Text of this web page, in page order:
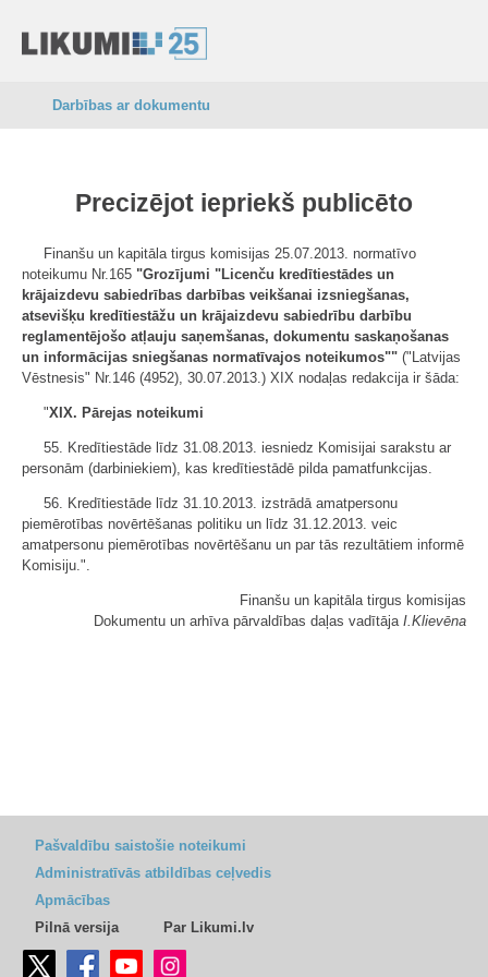
Darbības ar dokumentu
Precizējot iepriekš publicēto
Finanšu un kapitāla tirgus komisijas 25.07.2013. normatīvo
noteikumu Nr.165 "Grozījumi "Licenču kredītiestādes un
krājaizdevu sabiedrības darbības veikšanai izsniegšanas,
atsevišķu kredītiestāžu un krājaizdevu sabiedrību darbību
reglamentējošo atļauju saņemšanas, dokumentu saskaņošanas
un informācijas sniegšanas normatīvajos noteikumos"" ("Latvijas
Vēstnesis" Nr.146 (4952), 30.07.2013.) XIX nodaļas redakcija ir šāda:
"XIX. Pārejas noteikumi
55. Kredītiestāde līdz 31.08.2013. iesniedz Komisijai sarakstu ar
personām (darbiniekiem), kas kredītiestādē pilda pamatfunkcijas.
56. Kredītiestāde līdz 31.10.2013. izstrādā amatpersonu
piemērotības novērtēšanas politiku un līdz 31.12.2013. veic
amatpersonu piemērotības novērtēšanu un par tās rezultātiem informē
Komisiju.".
Finanšu un kapitāla tirgus komisijas
Dokumentu un arhīva pārvaldības daļas vadītāja I.Klievēna
Pašvaldību saistošie noteikumi
Administratīvās atbildības ceļvedis
Apmācības
Pilnā versija
Par Likumi.lv